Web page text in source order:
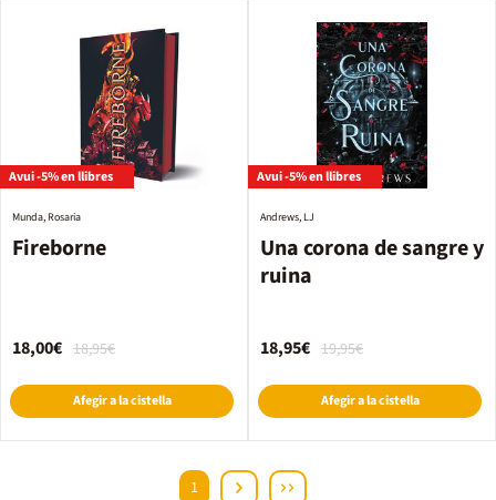
Avui -5% en llibres
Fireborne
Munda, Rosaria
18,95€
18,00€
Afegir a la cistella
Avui -5% en llibres
Una corona de sangre y
ruina
Andrews, LJ
19,95€
18,95€
Afegir a la cistella
1